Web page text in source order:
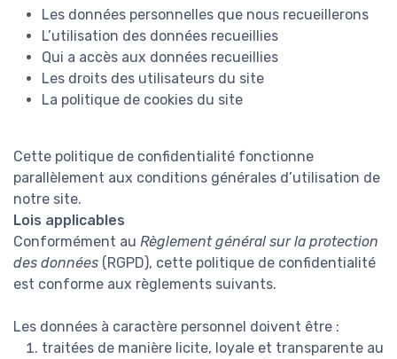
Les données personnelles que nous recueillerons
L’utilisation des données recueillies
Qui a accès aux données recueillies
Les droits des utilisateurs du site
La politique de cookies du site
Cette politique de confidentialité fonctionne
parallèlement aux conditions générales d’utilisation de
notre site.
Lois applicables
Conformément au Règlement général sur la protection
des données (RGPD), cette politique de confidentialité
est conforme aux règlements suivants.
Les données à caractère personnel doivent être :
traitées de manière licite, loyale et transparente au